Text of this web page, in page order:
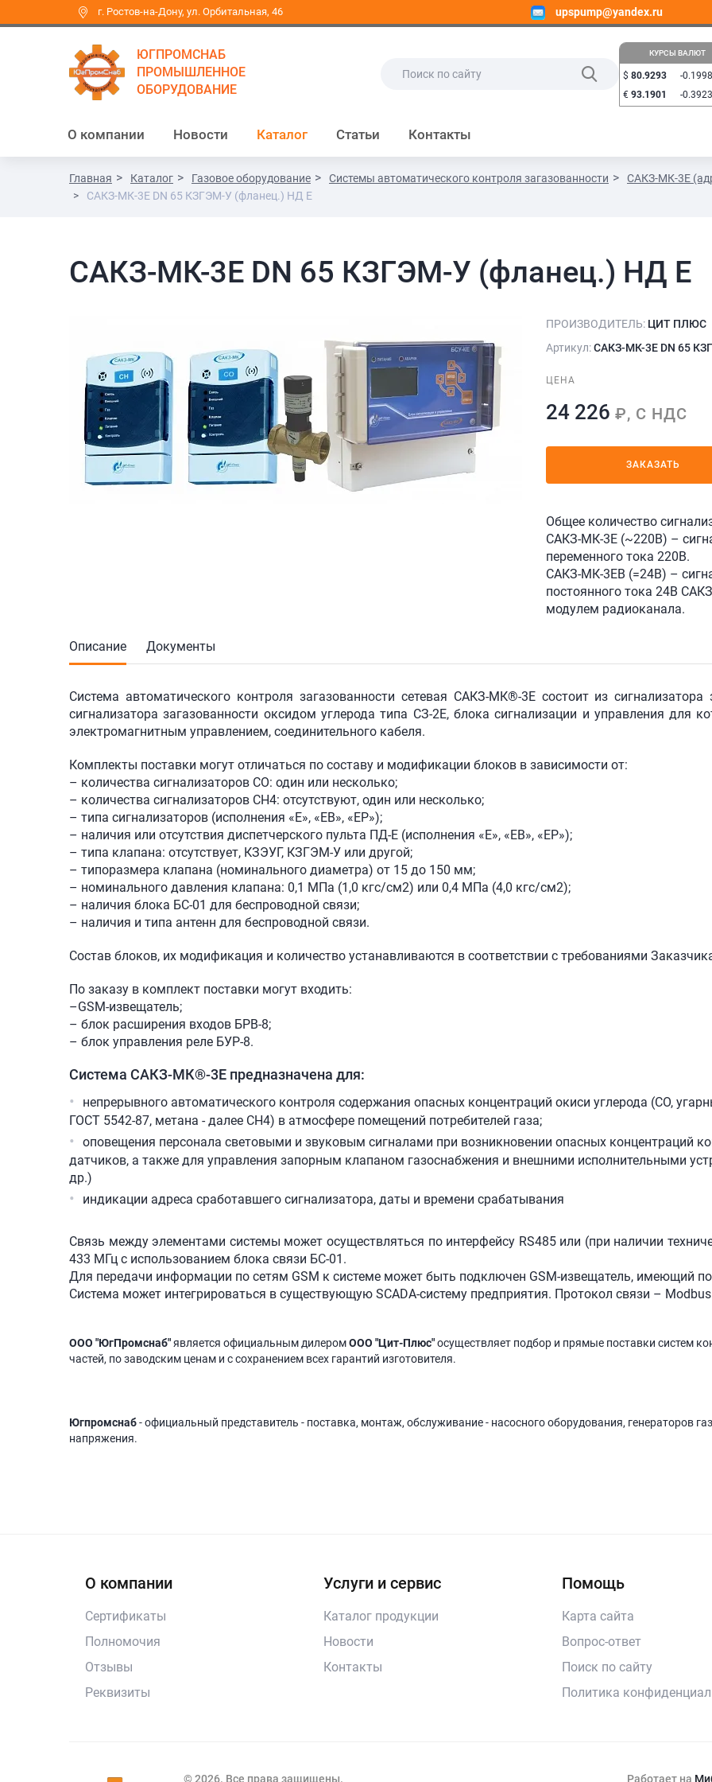
г. Ростов-на-Дону, ул. Орбитальная, 46 upspump@yandex.ru
ЮГПРОМСНАБ
ПРОМЫШЛЕННОЕ
ОБОРУДОВАНИЕ
КУРСЫ ВАЛЮТ
$ 80.9293
€ 93.1901
-0.1998
-0.3923
О компании Новости Каталог Статьи Контакты
Главная Каталог Газовое оборудование Системы автоматического контроля загазованности
САКЗ-МК-3Е
САКЗ-МК-3Е DN 65 КЗГЭМ-У (фланец.) НД Е
САКЗ-МК-3Е DN 65 КЗГЭМ-У (фланец.) НД Е
ПРОИЗВОДИТЕЛЬ: ЦИТ ПЛЮС
Артикул:САКЗ-МК-3Е DN 65
ЦЕНА
24 226 ₽, С НДС
ЗАКАЗАТЬ
Общее количество
САКЗ-МК-3Е (~220В) –
переменного тока 220В.
САКЗ-МК-3ЕВ (=24В) –
постоянного тока 24В
модулем радиоканала.
Описание Документы
Система автоматического контроля загазованности сетевая САКЗ-МК®-3Е состоит из
сигнализатора загазованности оксидом углерода типа СЗ-2Е, блока сигнализации и управления для
электромагнитным управлением, соединительного кабеля.
Комплекты поставки могут отличаться по составу и модификации блоков в зависимости от:
– количества сигнализаторов СО: один или несколько;
– количества сигнализаторов СН4: отсутствуют, один или несколько;
– типа сигнализаторов (исполнения «Е», «ЕВ», «ЕР»);
– наличия или отсутствия диспетчерского пульта ПД-Е (исполнения «Е», «ЕВ», «ЕР»);
– типа клапана: отсутствует, КЗЭУГ, КЗГЭМ-У или другой;
– типоразмера клапана (номинального диаметра) от 15 до 150 мм;
– номинального давления клапана: 0,1 МПа (1,0 кгс/см2) или 0,4 МПа (4,0 кгс/см2);
– наличия блока БС-01 для беспроводной связи;
– наличия и типа антенн для беспроводной связи.
Состав блоков, их модификация и количество устанавливаются в соответствии с требованиями
По заказу в комплект поставки могут входить:
–GSM-извещатель;
– блок расширения входов БРВ-8;
– блок управления реле БУР-8.
Система САКЗ-МК®-3Е предназначена для:
непрерывного автоматического контроля содержания опасных концентраций окиси углерода (СО,
ГОСТ 5542-87, метана - далее СН4) в атмосфере помещений потребителей газа;
оповещения персонала световыми и звуковым сигналами при возникновении опасных концентраций
датчиков, а также для управления запорным клапаном газоснабжения и внешними исполнительными
др.)
индикации адреса сработавшего сигнализатора, даты и времени срабатывания
Связь между элементами системы может осуществляться по интерфейсу RS485 или (при наличии
433 МГц с использованием блока связи БС-01.
Для передачи информации по сетям GSM к системе может быть подключен GSM-извещатель, имеющий
Система может интегрироваться в существующую SCADA-систему предприятия. Протокол связи –
ООО "ЮгПромснаб"является официальным дилеромООО "Цит-Плюс"осуществляет подбор и прямые поставки систем
частей, по заводским ценам и с сохранением всех гарантий изготовителя.
Югпромснаб- официальный представитель - поставка, монтаж, обслуживание - насосного оборудования, генераторов
напряжения.
О компании
Сертификаты
Полномочия
Отзывы
Реквизиты
Услуги и сервис
Каталог продукции
Новости
Контакты
Помощь
Карта сайта
Вопрос-ответ
Поиск по сайту
Политика
© 2026. Все права защищены. Работает на